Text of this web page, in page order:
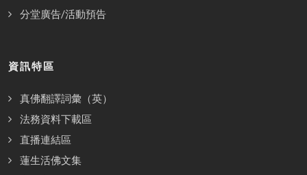
分堂廣告/活動預告
資訊特區
真佛翻譯詞彙（英）
法務資料下載區
直播連結區
蓮生活佛文集